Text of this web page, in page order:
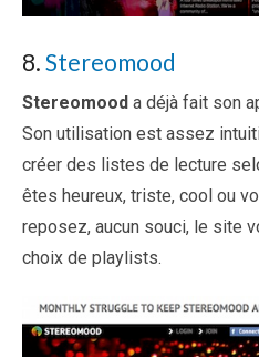
8. Stereomood
Stereomood a déjà fait son
Son utilisation est assez
créer des listes de lecture
êtes heureux, triste, cool ou
reposez, aucun souci, le site
choix de playlists.